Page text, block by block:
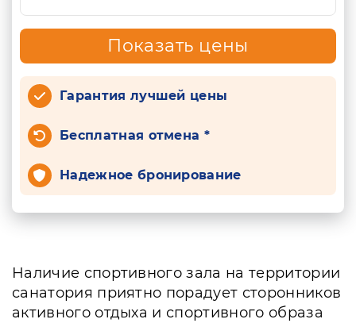
Показать цены
Гарантия лучшей цены
Бесплатная отмена *
Надежное бронирование
Наличие спортивного зала на территории
санатория приятно порадует сторонников
активного отдыха и спортивного образа